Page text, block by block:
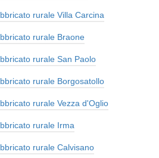
rurale Villa Carcina
rurale Braone
rurale San Paolo
rurale Borgosatollo
rurale Vezza d'Oglio
rurale Irma
rurale Calvisano